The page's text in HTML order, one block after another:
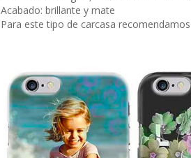
Acabado: brillante y mate
Para este tipo de carcasa